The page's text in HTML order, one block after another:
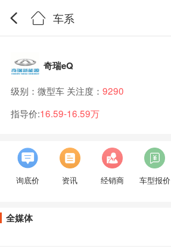
车系
奇瑞eQ
级别：微型车 关注度： 9290
指导价:16.59-16.59万
询底价 资讯 经销商 车型报价
全媒体